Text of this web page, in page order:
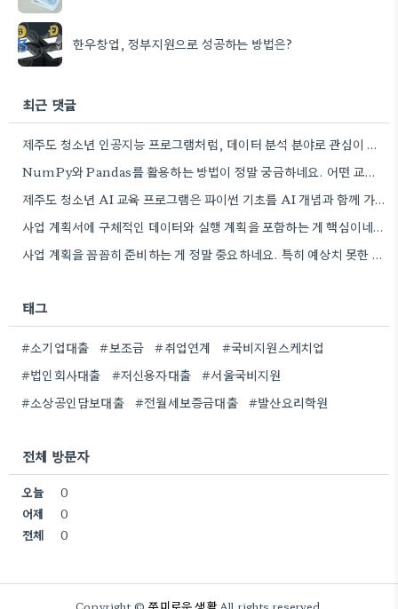
한우창업, 정부지원으로 성공하는 방법은?
최근 댓글
제주도 청소년 인공지능 프로그램처럼, 데이터 분석 분야로 관심이 생겨서 오프라인 학원 정보 좀 더 찾아봐야겠네요.
NumPy와 Pandas를 활용하는 방법이 정말 궁금하네요. 어떤 교육 과정에서 좀 더 자세히 다루는지 알려주실 수…
제주도 청소년 AI 교육 프로그램은 파이썬 기초를 AI 개념과 함께 가르치는 방식이 흥미롭네요. 특히 인공지능…
사업 계획서에 구체적인 데이터와 실행 계획을 포함하는 게 핵심이네요. 제가 비슷한 경험이 있어서, 단순히 아이디어를…
사업 계획을 꼼꼼히 준비하는 게 정말 중요하네요. 특히 예상치 못한 지출 때문에 어려움을 겪는 경우도…
태그
#소기업대출 #보조금 #취업연계
#국비지원스케치업
#법인회사대출
#저신용자대출
#서울국비지원
#소상공인담보대출
#전월세보증금대출 #발산요리학원
전체 방문자
오늘
0
어제
0
전체
0
Copyright © All rights reserved.